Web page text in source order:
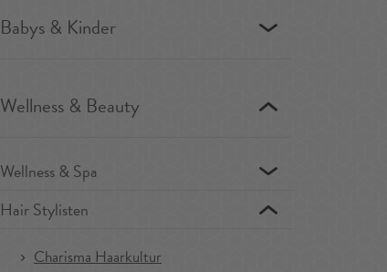
Babys & Kinder
Wellness & Beauty
Wellness & Spa
Hair Stylisten
Charisma Haarkultur